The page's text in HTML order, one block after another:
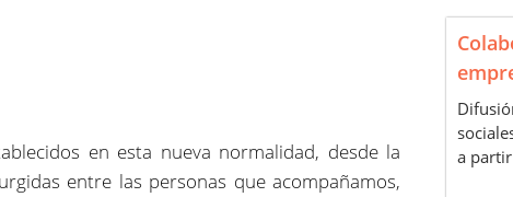
en esta nueva normalidad, desde la
entre las personas que acompañamos,
a